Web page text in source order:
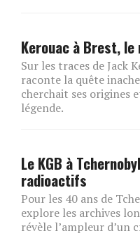
Kerouac à Brest,
Sur les traces de Jack
raconte la quête
cherchait ses origines
légende.
Le KGB à
radioactifs
Pour les 40 ans de
explore les archives
révèle l’ampleur d’un